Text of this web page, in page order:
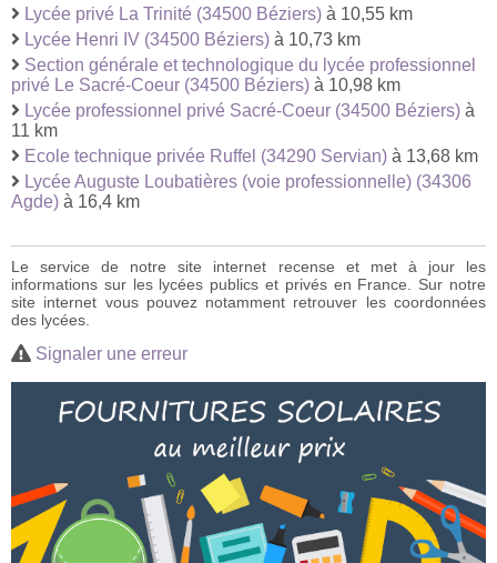
Lycée privé La Trinité (34500 Béziers) à 10,55 km
Lycée Henri IV (34500 Béziers) à 10,73 km
Section générale et technologique du lycée professionnel
privé Le Sacré-Coeur (34500 Béziers) à 10,98 km
Lycée professionnel privé Sacré-Coeur (34500 Béziers) à
11 km
Ecole technique privée Ruffel (34290 Servian) à 13,68 km
Lycée Auguste Loubatières (voie professionnelle) (34306
Agde) à 16,4 km
Le service de notre site internet recense et met à jour les
informations sur les lycées publics et privés en France. Sur notre
site internet vous pouvez notamment retrouver les coordonnées
des lycées.
Signaler une erreur